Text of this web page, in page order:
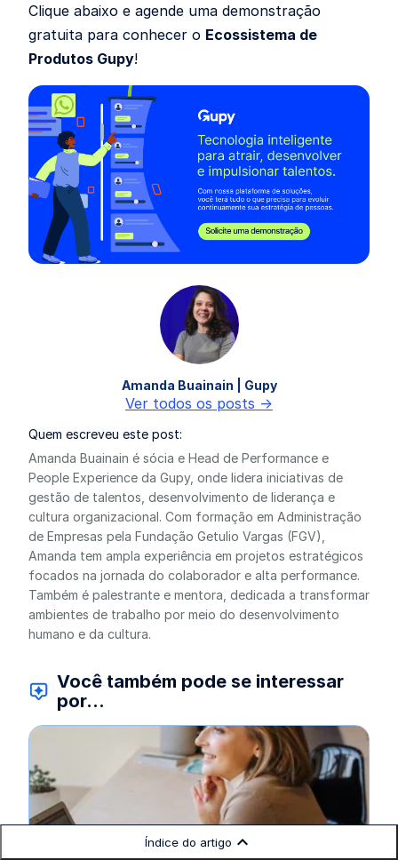
Índice do artigo
Clique abaixo e agende uma demonstração
gratuita para conhecer o Ecossistema de
Produtos Gupy!
Amanda Buainain | Gupy
Ver todos os posts ->
Quem escreveu este post:
Amanda Buainain é sócia e Head de Performance e
People Experience da Gupy, onde lidera iniciativas de
gestão de talentos, desenvolvimento de liderança e
cultura organizacional. Com formação em Administração
de Empresas pela Fundação Getulio Vargas (FGV),
Amanda tem ampla experiência em projetos estratégicos
focados na jornada do colaborador e alta performance.
Também é palestrante e mentora, dedicada a transformar
ambientes de trabalho por meio do desenvolvimento
humano e da cultura.
Você também pode se interessar
por...
Departamento pessoal